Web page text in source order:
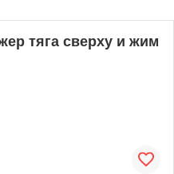
тяга сверху и жим